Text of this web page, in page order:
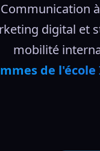
digital et
mobilité
de